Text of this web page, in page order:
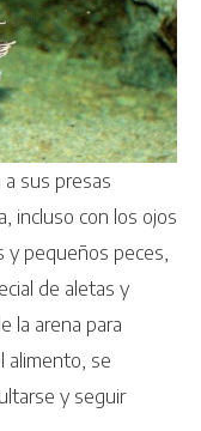
a sus presas
incluso con los ojos
y pequeños peces,
de aletas y
la arena para
alimento, se
y seguir